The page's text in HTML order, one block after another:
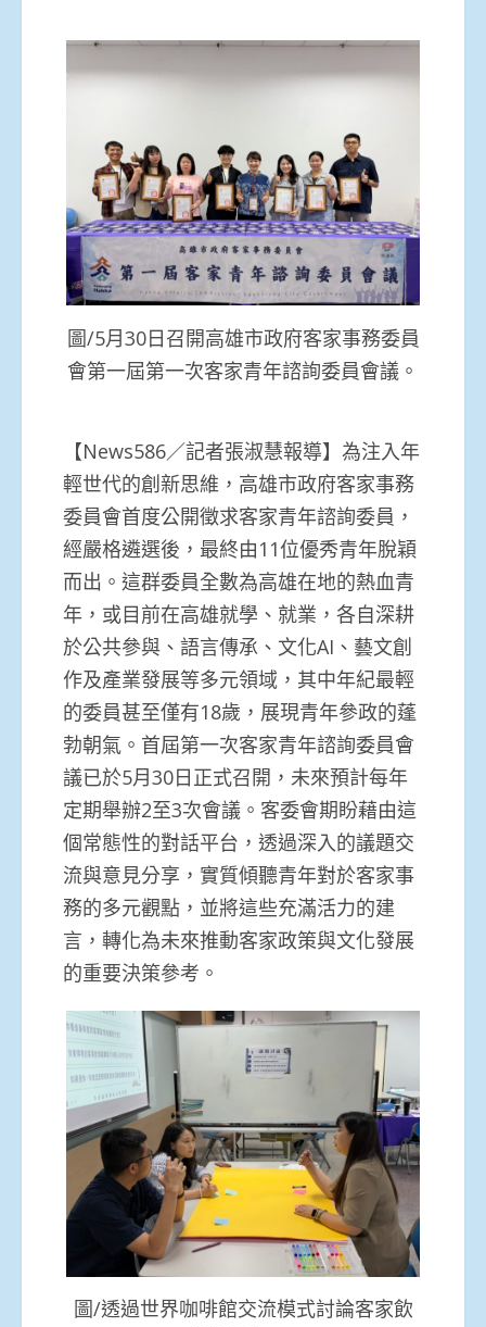
圖/5月30日召開高雄市政府客家事務委員
會第一屆第一次客家青年諮詢委員會議。
【News586／記者張淑慧報導】為注入年
輕世代的創新思維，高雄市政府客家事務
委員會首度公開徵求客家青年諮詢委員，
經嚴格遴選後，最終由11位優秀青年脫穎
而出。這群委員全數為高雄在地的熱血青
年，或目前在高雄就學、就業，各自深耕
於公共參與、語言傳承、文化AI、藝文創
作及產業發展等多元領域，其中年紀最輕
的委員甚至僅有18歲，展現青年參政的蓬
勃朝氣。首屆第一次客家青年諮詢委員會
議已於5月30日正式召開，未來預計每年
定期舉辦2至3次會議。客委會期盼藉由這
個常態性的對話平台，透過深入的議題交
流與意見分享，實質傾聽青年對於客家事
務的多元觀點，並將這些充滿活力的建
言，轉化為未來推動客家政策與文化發展
的重要決策參考。
圖/透過世界咖啡館交流模式討論客家飲